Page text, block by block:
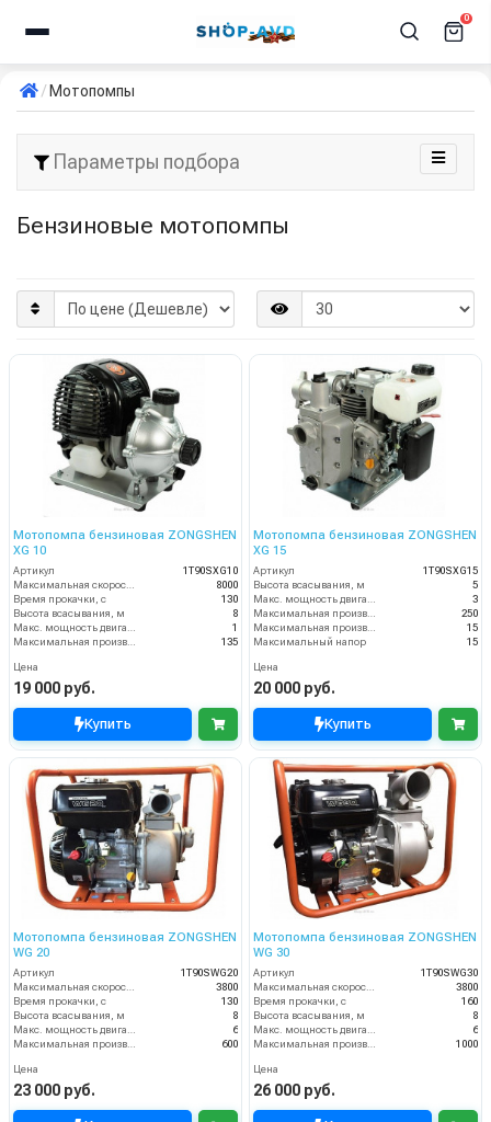
0
Мотопомпы
Параметры подбора
Бензиновые мотопомпы
Мотопомпа бензиновая ZONGSHEN
XG 10
Артикул
1T90SXG10
8000
Время прокачки, с
130
Высота всасывания, м
8
1
135
Цена
19 000 руб.
Купить
Мотопомпа бензиновая ZONGSHEN
XG 15
Артикул
1T90SXG15
Высота всасывания, м
5
3
250
15
Максимальный напор
15
Цена
20 000 руб.
Купить
Мотопомпа бензиновая ZONGSHEN
WG 20
Артикул
1T90SWG20
Максимальная скорость вращения, об/мин
3800
Время прокачки, с
130
Высота всасывания, м
8
Макс. мощность двигателя, л.с.
6
Максимальная производительность, л/мин
600
Цена
23 000 руб.
Мотопомпа бензиновая ZONGSHEN
WG 30
Артикул
1T90SWG30
Максимальная скорость вращения, об/мин
3800
Время прокачки, с
160
Высота всасывания, м
8
Макс. мощность двигателя, л.с.
6
Максимальная производительность, л/мин
1000
Цена
26 000 руб.